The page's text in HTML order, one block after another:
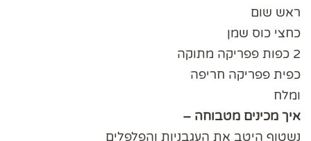
ראש שום
כחצי כוס שמן
2 כפות פפריקה מתוקה
כפית פפריקה חריפה
ומלח
איך מכינים מטבוחה –
נשטוף היטב את העגבניות והפלפלים